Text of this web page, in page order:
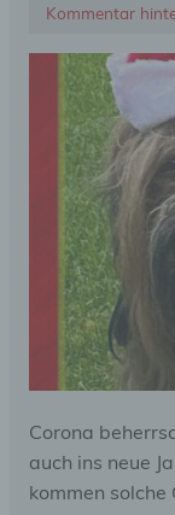
Kommentar
Corona
auch ins neue
kommen